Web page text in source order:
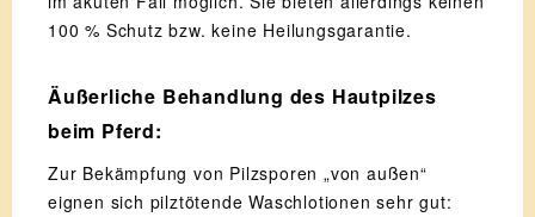
100 % Schutz bzw. keine Heilungsgarantie.
Äußerliche Behandlung des Hautpilzes
beim Pferd:
Zur Bekämpfung von Pilzsporen „von außen“
eignen sich pilztötende Waschlotionen sehr gut: